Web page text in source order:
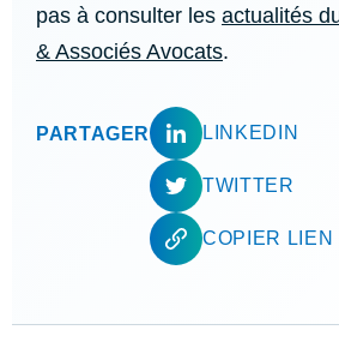
pas à consulter les actualités
& Associés Avocats.
PARTAGER LINKEDIN
TWITTER
COPIER LIEN